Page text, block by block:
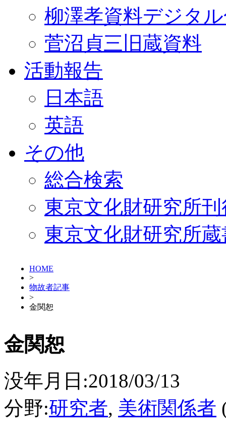
柳澤孝資料デジタ
菅沼貞三旧蔵資料
活動報告
日本語
英語
その他
総合検索
東京文化財研究所
東京文化財研究所
HOME
>
物故者記事
>
金関恕
金関恕
没年月日:2018/03/13
分野:研究者, 美術関係者